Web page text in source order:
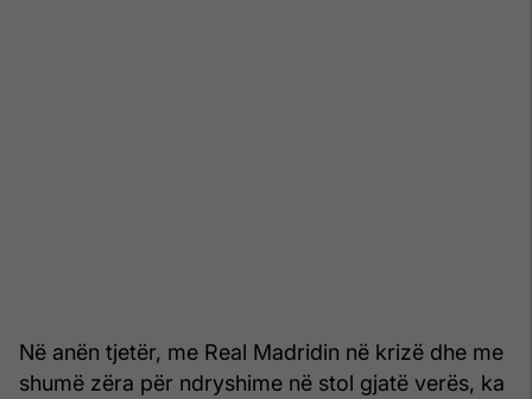
Në anën tjetër, me Real Madridin në krizë dhe me
shumë zëra për ndryshime në stol gjatë verës, ka